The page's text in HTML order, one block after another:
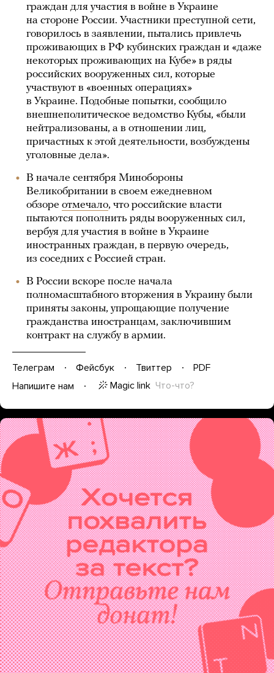
граждан для участия в войне в Украине
на стороне России. Участники преступной сети,
говорилось в заявлении, пытались привлечь
проживающих в РФ кубинских граждан и «даже
некоторых проживающих на Кубе» в ряды
российских вооруженных сил, которые
участвуют в «военных операциях»
в Украине. Подобные попытки, сообщило
внешнеполитическое ведомство Кубы, «были
нейтрализованы, а в отношении лиц,
причастных к этой деятельности, возбуждены
уголовные дела».
В начале сентября Минобороны
Великобритании в своем ежедневном
обзоре отмечало, что российские власти
пытаются пополнить ряды вооруженных сил,
вербуя для участия в войне в Украине
иностранных граждан, в первую очередь,
из соседних с Россией стран.
В России вскоре после начала
полномасштабного вторжения в Украину были
приняты законы, упрощающие получение
гражданства иностранцам, заключившим
контракт на службу в армии.
Телеграм Фейсбук Твиттер
PDF
Напишите нам
Magic link Что-что?